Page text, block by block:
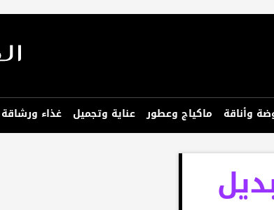
وأناقة ماكياج وعطور عناية وتجميل غذاء ورشاقة